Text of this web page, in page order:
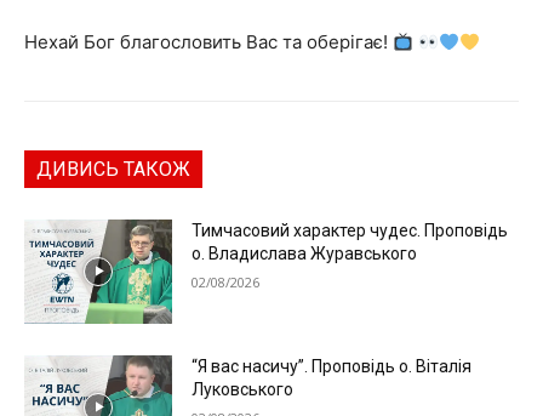
Нехай Бог благословить Вас та оберігає!
ДИВИСЬ ТАКОЖ
Тимчасовий характер чудес. Проповідь
о. Владислава Журавського
02/08/2026
“Я вас насичу”. Проповідь о. Віталія
Луковського